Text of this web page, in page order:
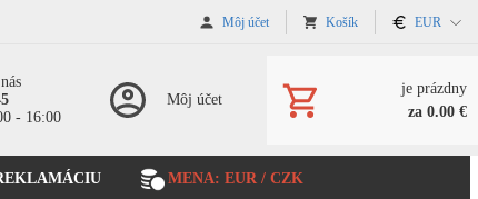
Môj účet Košík EUR
- 16:00
Môj účet
je prázdny
za 0.00 €
MENA: EUR / CZK